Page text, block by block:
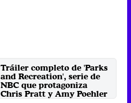
Tráiler completo de 'Parks
and Recreation', serie de
NBC que protagoniza
Chris Pratt y Amy Poehler